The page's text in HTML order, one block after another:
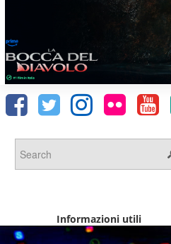
Informazioni utili